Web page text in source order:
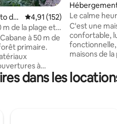
commentaires : 4,88 sur 5
de
Évaluation moyenne sur la
4,91 (152)
m de la plage et
à 50 m de
primaire.
à
climatisation
les
nto de
Le calme
C'est une
confortable,
fonctionnelle,
maisons de la
chambre
dispose
d'un
dans les